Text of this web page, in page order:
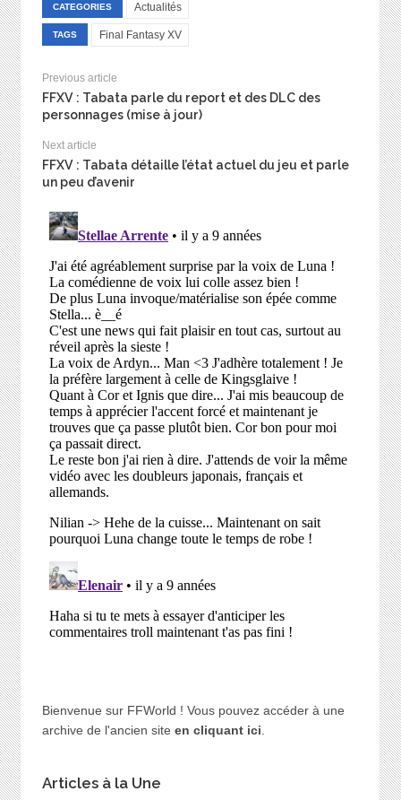
CATEGORIES Actualités
TAGS Final Fantasy XV
Previous article
FFXV : Tabata parle du report et des DLC des
personnages (mise à jour)
Next article
FFXV : Tabata détaille l’état actuel du jeu et parle
un peu d’avenir
Bienvenue sur FFWorld ! Vous pouvez accéder à une
archive de l'ancien site en cliquant ici
Articles à la Une